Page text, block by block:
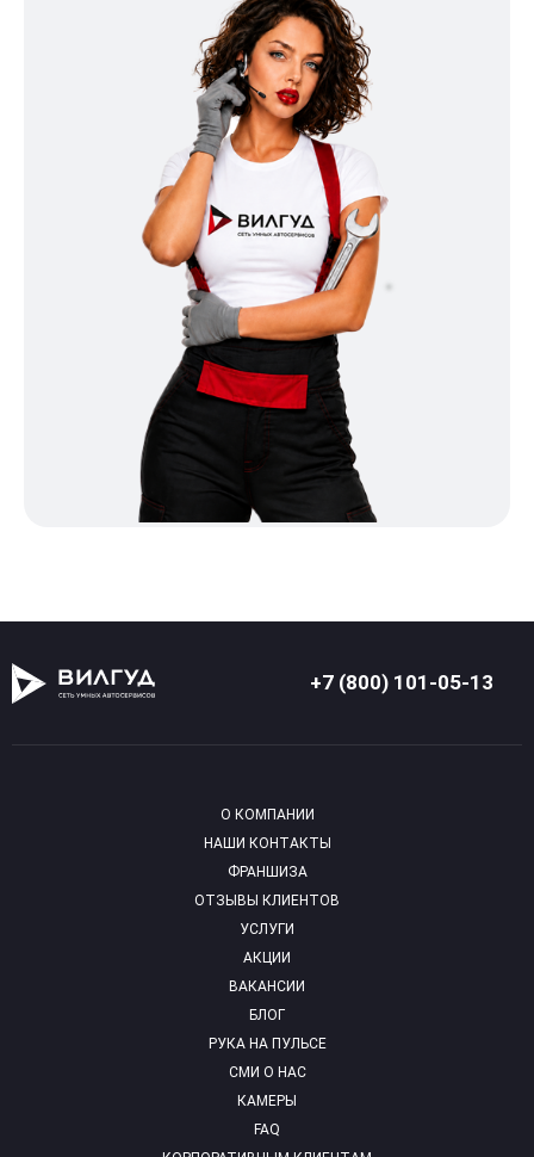
+7 (800) 101-05-13
О КОМПАНИИ
НАШИ КОНТАКТЫ
ФРАНШИЗА
ОТЗЫВЫ КЛИЕНТОВ
УСЛУГИ
АКЦИИ
ВАКАНСИИ
БЛОГ
РУКА НА ПУЛЬСЕ
СМИ О НАС
КАМЕРЫ
FAQ